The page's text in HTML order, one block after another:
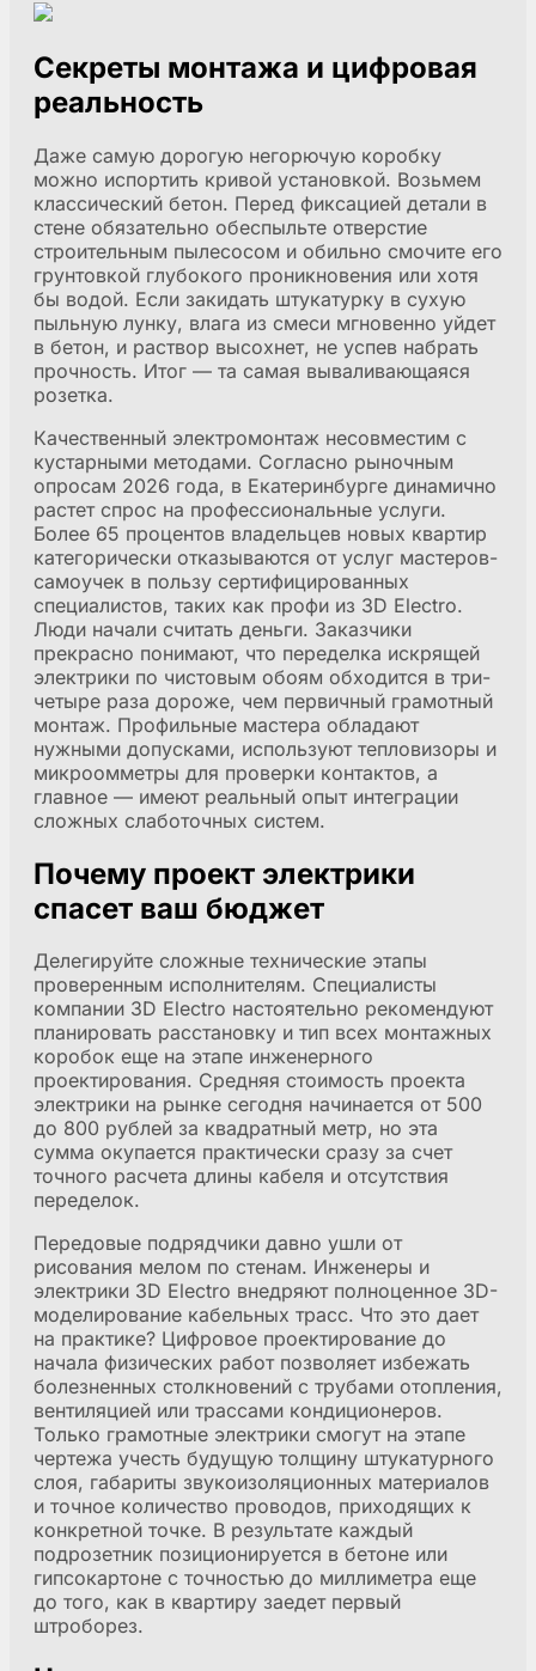
Секреты монтажа и цифровая
реальность
Даже самую дорогую негорючую коробку
можно испортить кривой установкой. Возьмем
классический бетон. Перед фиксацией детали в
стене обязательно обеспыльте отверстие
строительным пылесосом и обильно смочите его
грунтовкой глубокого проникновения или хотя
бы водой. Если закидать штукатурку в сухую
пыльную лунку, влага из смеси мгновенно уйдет
в бетон, и раствор высохнет, не успев набрать
прочность. Итог — та самая вываливающаяся
розетка.
Качественный электромонтаж несовместим с
кустарными методами. Согласно рыночным
опросам 2026 года, в Екатеринбурге динамично
растет спрос на профессиональные услуги.
Более 65 процентов владельцев новых квартир
категорически отказываются от услуг мастеров-
самоучек в пользу сертифицированных
специалистов, таких как профи из 3D Electro.
Люди начали считать деньги. Заказчики
прекрасно понимают, что переделка искрящей
электрики по чистовым обоям обходится в три-
четыре раза дороже, чем первичный грамотный
монтаж. Профильные мастера обладают
нужными допусками, используют тепловизоры и
микроомметры для проверки контактов, а
главное — имеют реальный опыт интеграции
сложных слаботочных систем.
Почему проект электрики
спасет ваш бюджет
Делегируйте сложные технические этапы
проверенным исполнителям. Специалисты
компании 3D Electro настоятельно рекомендуют
планировать расстановку и тип всех монтажных
коробок еще на этапе инженерного
проектирования. Средняя стоимость проекта
электрики на рынке сегодня начинается от 500
до 800 рублей за квадратный метр, но эта
сумма окупается практически сразу за счет
точного расчета длины кабеля и отсутствия
переделок.
Передовые подрядчики давно ушли от
рисования мелом по стенам. Инженеры и
электрики 3D Electro внедряют полноценное 3D-
моделирование кабельных трасс. Что это дает
на практике? Цифровое проектирование до
начала физических работ позволяет избежать
болезненных столкновений с трубами отопления,
вентиляцией или трассами кондиционеров.
Только грамотные электрики смогут на этапе
чертежа учесть будущую толщину штукатурного
слоя, габариты звукоизоляционных материалов
и точное количество проводов, приходящих к
конкретной точке. В результате каждый
подрозетник позиционируется в бетоне или
гипсокартоне с точностью до миллиметра еще
до того, как в квартиру заедет первый
штроборез.